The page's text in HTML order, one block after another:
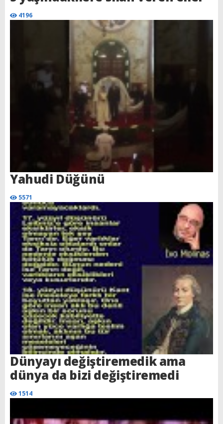
4196
Yahudi Düğünü
5571
Dünyayı değiştiremedik ama
dünya da bizi değiştiremedi
1514